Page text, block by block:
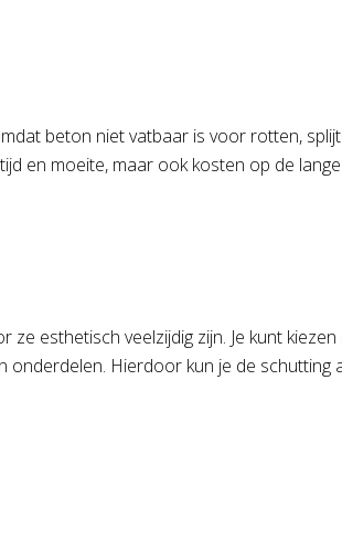
beton niet vatbaar is voor rotten,
en moeite, maar ook kosten op de
esthetisch veelzijdig zijn. Je kunt
Hierdoor kun je de schutting